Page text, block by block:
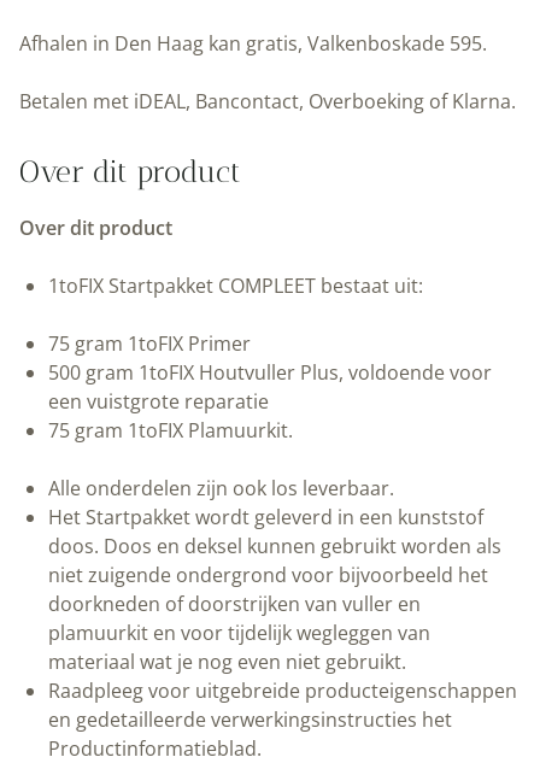
voor
hout
|
1toFIX
Peltenburg
Afhalen in Den Haag kan gratis, Valkenboskade 595.
Betalen met iDEAL, Bancontact, Overboeking of Klarna.
Over dit product
Over dit product
1toFIX Startpakket COMPLEET bestaat uit:
75 gram 1toFIX Primer
500 gram 1toFIX Houtvuller Plus, voldoende voor
een vuistgrote reparatie
75 gram 1toFIX Plamuurkit.
Alle onderdelen zijn ook los leverbaar.
Het Startpakket wordt geleverd in een kunststof
doos. Doos en deksel kunnen gebruikt worden als
niet zuigende ondergrond voor bijvoorbeeld het
doorkneden of doorstrijken van vuller en
plamuurkit en voor tijdelijk wegleggen van
materiaal wat je nog even niet gebruikt.
Raadpleeg voor uitgebreide producteigenschappen
en gedetailleerde verwerkingsinstructies het
Productinformatieblad.